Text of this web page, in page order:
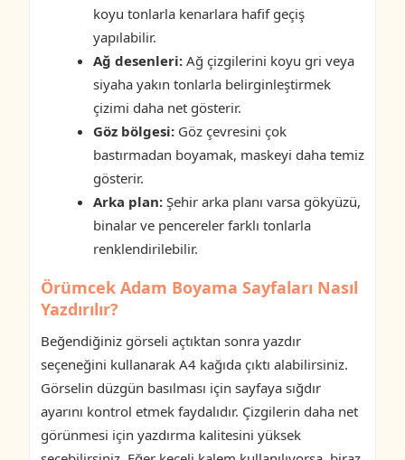
koyu tonlarla kenarlara hafif geçiş
yapılabilir.
Ağ desenleri: Ağ çizgilerini koyu gri veya
siyaha yakın tonlarla belirginleştirmek
çizimi daha net gösterir.
Göz bölgesi: Göz çevresini çok
bastırmadan boyamak, maskeyi daha temiz
gösterir.
Arka plan: Şehir arka planı varsa gökyüzü,
binalar ve pencereler farklı tonlarla
renklendirilebilir.
Örümcek Adam Boyama Sayfaları Nasıl
Yazdırılır?
Beğendiğiniz görseli açtıktan sonra yazdır
seçeneğini kullanarak A4 kağıda çıktı alabilirsiniz.
Görselin düzgün basılması için sayfaya sığdır
ayarını kontrol etmek faydalıdır. Çizgilerin daha net
görünmesi için yazdırma kalitesini yüksek